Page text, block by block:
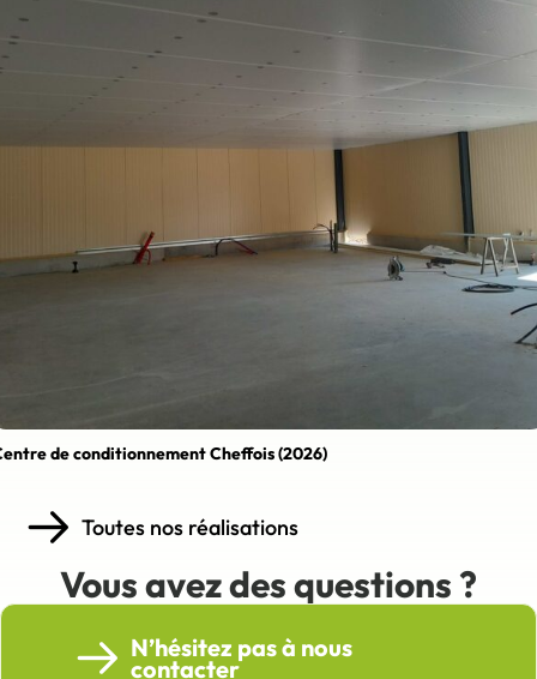
de conditionnement Cheffois (2026)
Toutes nos réalisations
Vous avez des questions ?
N’hésitez pas à nous
contacter